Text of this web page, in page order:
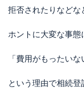
拒否されたりなどな
ホントに大変な事態
「費用がもったいな
という理由で相続登